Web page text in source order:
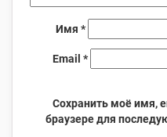
Имя *
Email *
Сохранить моё имя,
браузере для